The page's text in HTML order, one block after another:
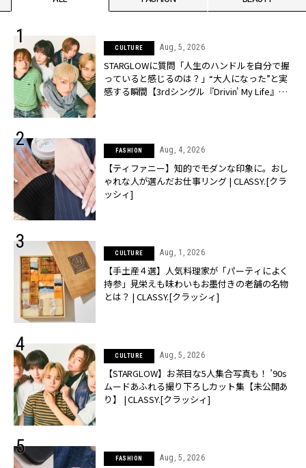
CULTURE Aug, 5, 2026
STARGLOWに質問「人生のハンドルを自分で握
っていると感じるのは？」“大️人になった”と実
感する瞬間【3rdシングル『Drivin' My Life』発
FASHION Aug, 4, 2026
【ティファニー】知的でモダンな印象に。おし
ゃれな人が選んだお仕事リング | CLASSY.[クラ
ッシィ]
CULTURE Aug, 1, 2026
【手土産４選】人気料理家が「パーティによく
持参」見栄えも味わいもお墨付きの老舗の名物
とは？ | CLASSY.[クラッシィ]
CULTURE Aug, 5, 2026
【STARGLOW】お茶目な5人集合写真も！ ’90s
ムードあふれる撮り下ろしカット集【未公開あ
り】 | CLASSY.[クラッシィ]
FASHION Aug, 5, 2026